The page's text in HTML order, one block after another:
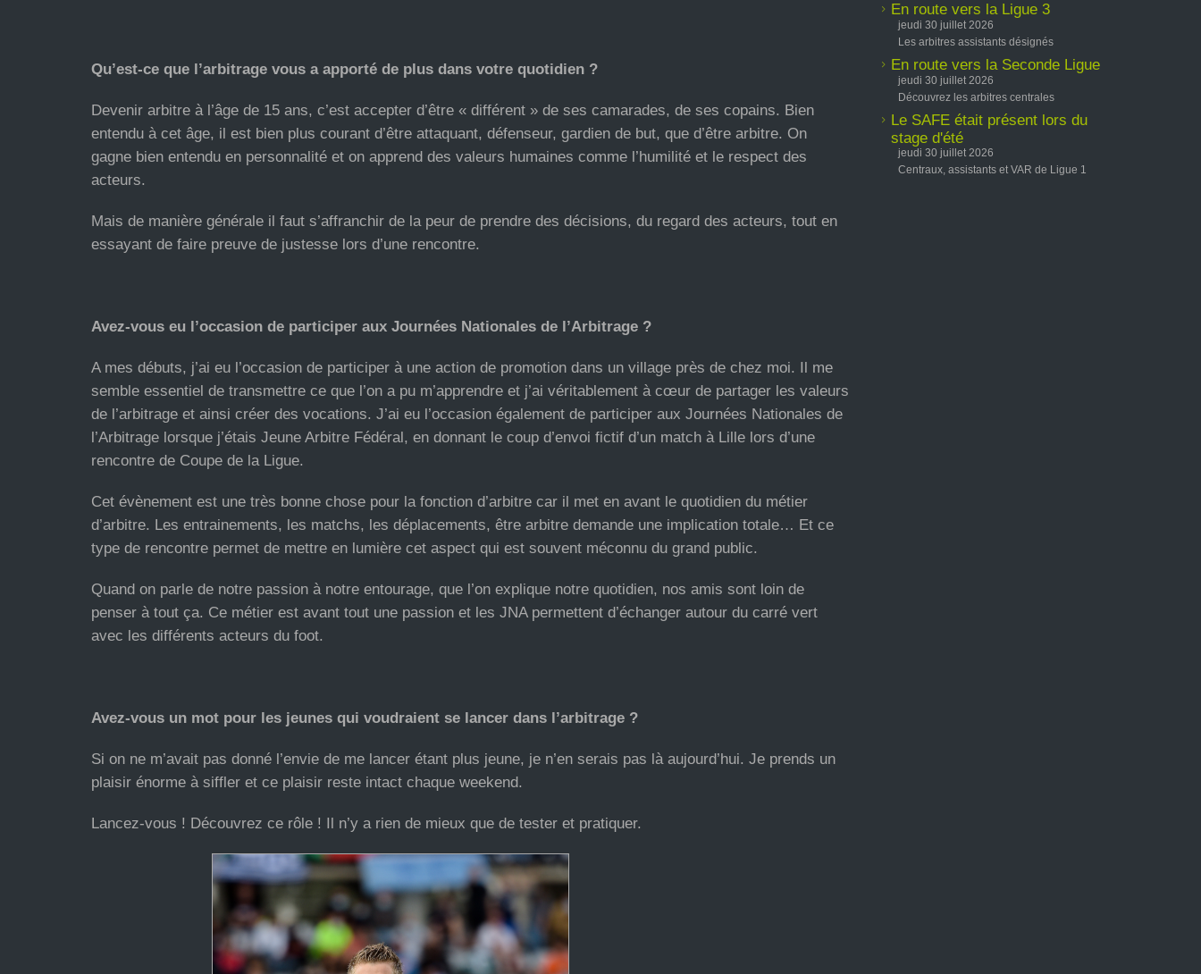
Qu’est-ce que l’arbitrage vous a apporté de plus dans votre quotidien ?
Devenir arbitre à l’âge de 15 ans, c’est accepter d’être « différent » de ses camarades, de ses copains. Bien
entendu à cet âge, il est bien plus courant d’être attaquant, défenseur, gardien de but, que d’être arbitre. On
gagne bien entendu en personnalité et on apprend des valeurs humaines comme l’humilité et le respect des
acteurs.
Mais de manière générale il faut s’affranchir de la peur de prendre des décisions, du regard des acteurs, tout en
essayant de faire preuve de justesse lors d’une rencontre.
Avez-vous eu l’occasion de participer aux Journées Nationales de l’Arbitrage ?
A mes débuts, j’ai eu l’occasion de participer à une action de promotion dans un village près de chez moi. Il me
semble essentiel de transmettre ce que l’on a pu m’apprendre et j’ai véritablement à cœur de partager les valeurs
de l’arbitrage et ainsi créer des vocations. J’ai eu l’occasion également de participer aux Journées Nationales de
l’Arbitrage lorsque j’étais Jeune Arbitre Fédéral, en donnant le coup d’envoi fictif d’un match à Lille lors d’une
rencontre de Coupe de la Ligue.
Cet évènement est une très bonne chose pour la fonction d’arbitre car il met en avant le quotidien du métier
d’arbitre. Les entrainements, les matchs, les déplacements, être arbitre demande une implication totale… Et ce
type de rencontre permet de mettre en lumière cet aspect qui est souvent méconnu du grand public.
Quand on parle de notre passion à notre entourage, que l’on explique notre quotidien, nos amis sont loin de
penser à tout ça. Ce métier est avant tout une passion et les JNA permettent d’échanger autour du carré vert
avec les différents acteurs du foot.
Avez-vous un mot pour les jeunes qui voudraient se lancer dans l’arbitrage ?
Si on ne m’avait pas donné l’envie de me lancer étant plus jeune, je n’en serais pas là aujourd’hui. Je prends un
plaisir énorme à siffler et ce plaisir reste intact chaque weekend.
Lancez-vous ! Découvrez ce rôle ! Il n’y a rien de mieux que de tester et pratiquer.
En route vers la Ligue 3
jeudi 30 juillet 2026
Les arbitres assistants désignés
En route vers la Seconde Ligue
jeudi 30 juillet 2026
Découvrez les arbitres centrales
Le SAFE était présent lors du
stage d'été
jeudi 30 juillet 2026
Centraux, assistants et VAR de Ligue 1